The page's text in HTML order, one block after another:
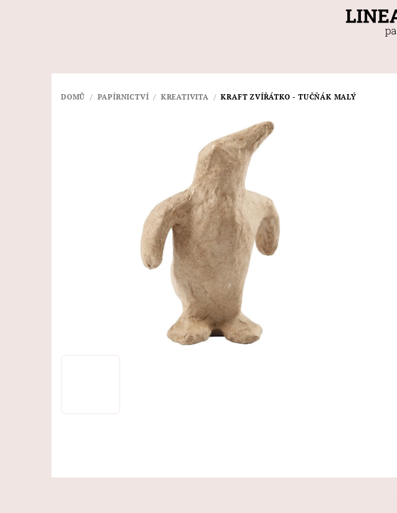
DOMŮ / PAPÍRNICTVÍ / KREATIVITA / KRAFT ZVÍŘÁTKO - TUČŇÁK MALÝ